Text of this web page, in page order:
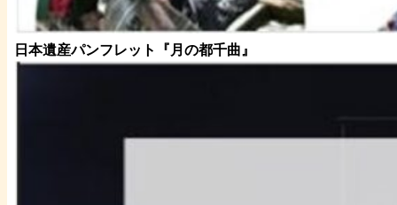
日本遺産パンフレット 『月の都千曲 』